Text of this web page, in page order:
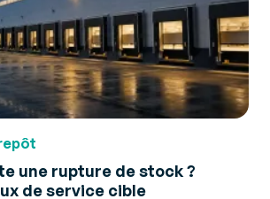
une rupture de stock ?
de service cible